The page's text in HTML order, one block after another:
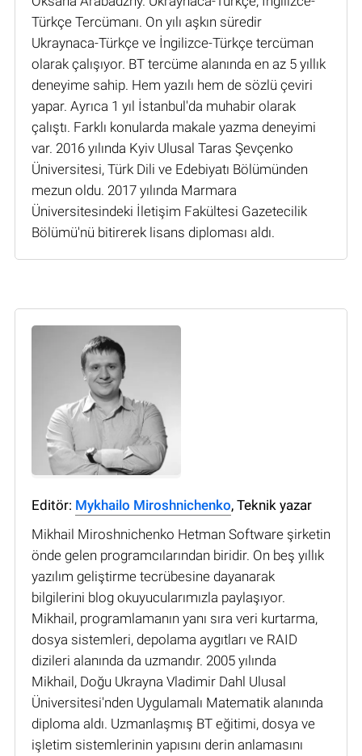
Türkçe Tercümanı. On yılı aşkın süredir
Ukraynaca-Türkçe ve İngilizce-Türkçe tercüman
olarak çalışıyor. BT tercüme alanında en az 5 yıllık
deneyime sahip. Hem yazılı hem de sözlü çeviri
yapar. Ayrıca 1 yıl İstanbul'da muhabir olarak
çalıştı. Farklı konularda makale yazma deneyimi
var. 2016 yılında Kyiv Ulusal Taras Şevçenko
Üniversitesi, Türk Dili ve Edebiyatı Bölümünden
mezun oldu. 2017 yılında Marmara
Üniversitesindeki İletişim Fakültesi Gazetecilik
Bölümü'nü bitirerek lisans diploması aldı.
Editör: Mykhailo Miroshnichenko, Teknik yazar
Mikhail Miroshnichenko Hetman Software şirketin
önde gelen programcılarından biridir. On beş yıllık
yazılım geliştirme tecrübesine dayanarak
bilgilerini blog okuyucularımızla paylaşıyor.
Mikhail, programlamanın yanı sıra veri kurtarma,
dosya sistemleri, depolama aygıtları ve RAID
dizileri alanında da uzmandır. 2005 yılında
Mikhail, Doğu Ukrayna Vladimir Dahl Ulusal
Üniversitesi'nden Uygulamalı Matematik alanında
diploma aldı. Uzmanlaşmış BT eğitimi, dosya ve
işletim sistemlerinin yapısını derin anlamasını